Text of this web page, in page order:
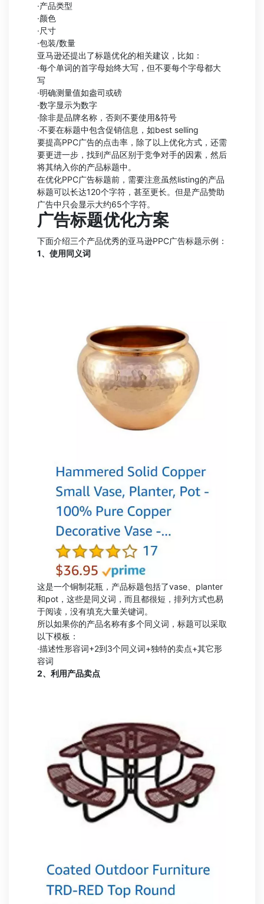
·产品类型
·颜色
·尺寸
·包装/数量
亚马逊还提出了标题优化的相关建议，比如：
·每个单词的首字母始终大写，但不要每个字母都大
写
·明确测量值如盎司或磅
·数字显示为数字
·除非是品牌名称，否则不要使用&符号
·不要在标题中包含促销信息，如best selling
要提高PPC广告的点击率，除了以上优化方式，还需
要更进一步，找到产品区别于竞争对手的因素，然后
将其纳入你的产品标题中。
在优化PPC广告标题前，需要注意虽然listing的产品
标题可以长达120个字符，甚至更长。但是产品赞助
广告中只会显示大约65个字符。
广告标题优化方案
下面介绍三个产品优秀的亚马逊PPC广告标题示例：
1、使用同义词
这是一个铜制花瓶，产品标题包括了vase、planter
和pot，这些是同义词，而且都很短，排列方式也易
于阅读，没有填充大量关键词。
所以如果你的产品名称有多个同义词，标题可以采取
以下模板：
·描述性形容词+2到3个同义词+独特的卖点+其它形
容词
2、利用产品卖点